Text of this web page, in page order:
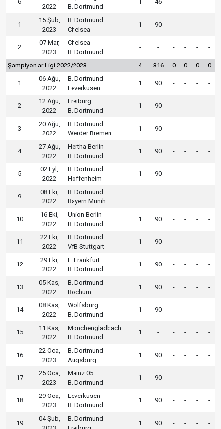
6
2022
B. Dortmund
1 46 - - - -
1
15 Şub,
2023
B. Dortmund
Chelsea
1 90 - - - -
2
07 Mar,
2023
Chelsea
B. Dortmund
- - - - - -
Şampiyonlar Ligi 2022/2023 4 316 0 0 0 0
1
06 Ağu,
2022
B. Dortmund
Leverkusen
1 90 - - - -
2
12 Ağu,
2022
Freiburg
B. Dortmund
1 90 - - - -
3
20 Ağu,
2022
B. Dortmund
Werder Bremen
1 90 - - - -
4
27 Ağu,
2022
Hertha Berlin
B. Dortmund
1 90 - - - -
5
02 Eyl,
2022
B. Dortmund
Hoffenheim
1 90 - - - -
9
08 Eki,
2022
B. Dortmund
Bayern Munih
- - - - - -
10
16 Eki,
2022
Union Berlin
B. Dortmund
1 90 - - - -
11
22 Eki,
2022
B. Dortmund
VfB Stuttgart
1 90 - - - -
12
29 Eki,
2022
E. Frankfurt
B. Dortmund
1 90 - - - -
13
05 Kas,
2022
B. Dortmund
Bochum
1 90 - - - -
14
08 Kas,
2022
Wolfsburg
B. Dortmund
1 90 - - - -
15
11 Kas,
2022
Mönchengladbach
B. Dortmund
1 - - - - -
16
22 Oca,
2023
B. Dortmund
Augsburg
1 90 - - - -
17
25 Oca,
2023
Mainz 05
B. Dortmund
1 90 - - - -
18
29 Oca,
2023
Leverkusen
B. Dortmund
1 90 - - - -
19
04 Şub,
B. Dortmund
1 90 - - - -